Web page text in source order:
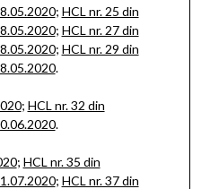
; HCL nr. 25 din
; HCL nr. 27 din
; HCL nr. 29 din
.
; HCL nr. 32 din
.
; HCL nr. 35 din
; HCL nr. 37 din